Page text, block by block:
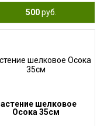
500руб.
шелковое
Осока 35см